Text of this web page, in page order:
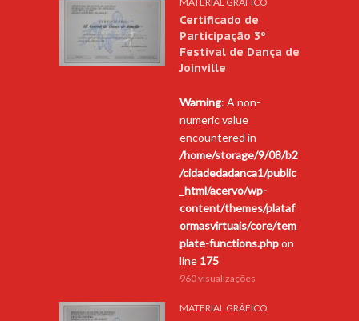
Certificado de
Participação 3º
Festival de Dança de
Joinville
Warning: A non-
numeric value
encountered in
/home/storage/9/08/b2
/cidadedadanca1/public
_html/acervo/wp-
content/themes/plataf
ormasvirtuais/core/tem
plate-functions.phpon
line 175
960 visualizações
MATERIAL GRÁFICO